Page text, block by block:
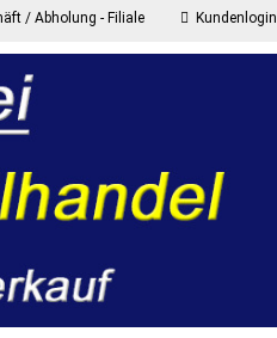
/ Abholung - Filiale Kundenlogin